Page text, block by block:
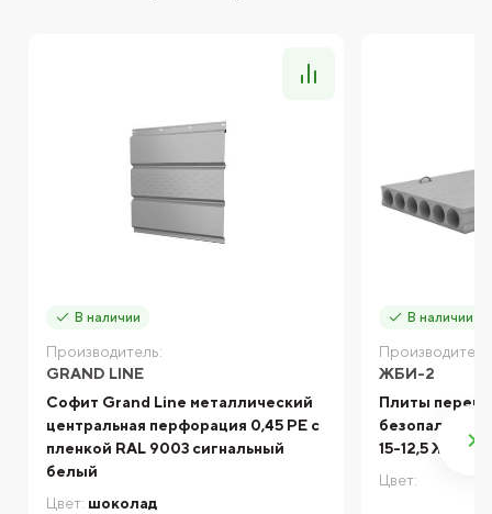
В наличии
Производитель:
GRAND LINE
Софит Grand Line металлический
центральная перфорация 0,45 PE с
пленкой RAL 9003 сигнальный
белый
Цвет: шоколад
В наличии
ЖБИ-2
Плиты
15-12,5 ЖБИ-2
Цвет: